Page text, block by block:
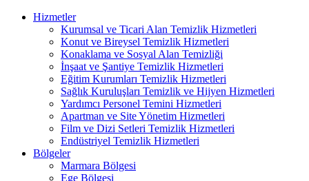
Hizmetler
Kurumsal ve Ticari Alan Temizlik Hizmetleri
Konut ve Bireysel Temizlik Hizmetleri
Konaklama ve Sosyal Alan Temizliği
İnşaat ve Şantiye Temizlik Hizmetleri
Eğitim Kurumları Temizlik Hizmetleri
Sağlık Kuruluşları Temizlik ve Hijyen Hizmetleri
Yardımcı Personel Temini Hizmetleri
Apartman ve Site Yönetim Hizmetleri
Film ve Dizi Setleri Temizlik Hizmetleri
Endüstriyel Temizlik Hizmetleri
Bölgeler
Marmara Bölgesi
Ege Bölgesi